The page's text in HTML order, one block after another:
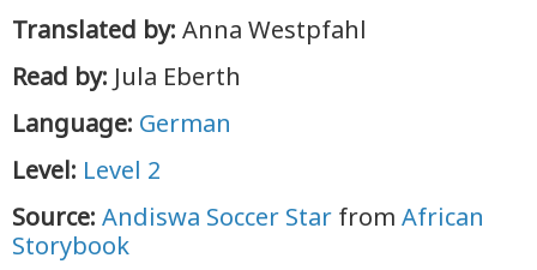
Translated by: Anna Westpfahl
Read by: Jula Eberth
Language: German
Level: Level 2
Source: Andiswa Soccer Star from African
Storybook